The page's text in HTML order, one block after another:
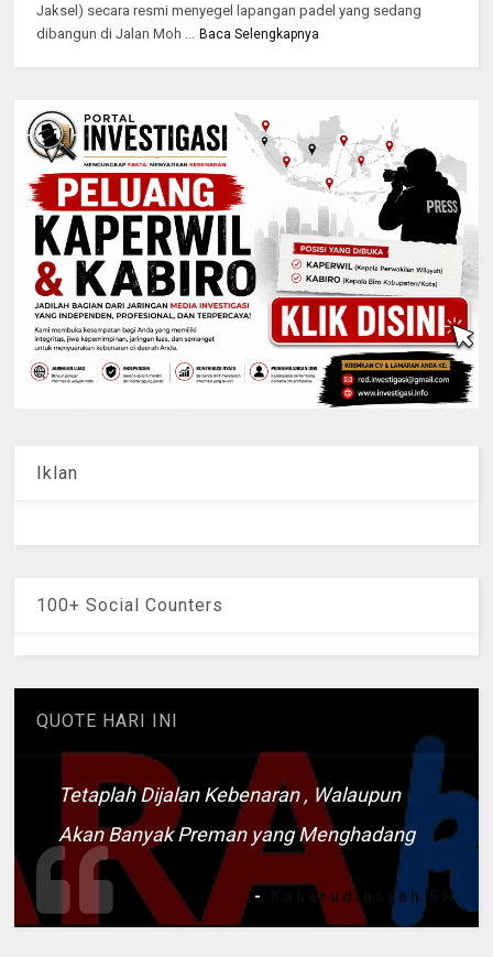
Jaksel) secara resmi menyegel lapangan padel yang sedang
dibangun di Jalan Moh ...
Baca Selengkapnya
Iklan
100+ Social Counters
QUOTE HARI INI
Tetaplah Dijalan Kebenaran , Walaupun
Akan Banyak Preman yang Menghadang
- Kaharudinsyah SH